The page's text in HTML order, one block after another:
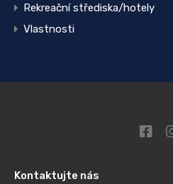
Rekreační střediska/hotely
Vlastnosti
Kontaktujte nás